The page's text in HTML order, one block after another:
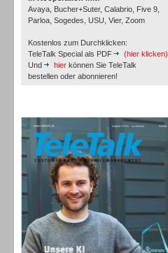
Avaya, Bucher+Suter, Calabrio, Five 9,
Parloa, Sogedes, USU, Vier, Zoom
Kostenlos zum Durchklicken:
TeleTalk Special als PDF
(hier klicken)
Und
hier können Sie TeleTalk
bestellen oder abonnieren!
Inbound
Inbound